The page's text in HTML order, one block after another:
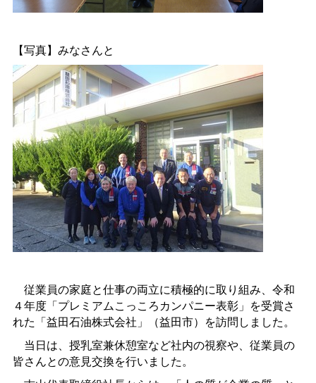
【写真】みなさんと
従業員の家庭と仕事の両立に積極的に取り組み、令和
４年度「プレミアムこっころカンパニー表彰」を受賞さ
れた「益田石油株式会社」（益田市）を訪問しました。
当日は、授乳室兼休憩室など社内の視察や、従業員の
皆さんとの意見交換を行いました。